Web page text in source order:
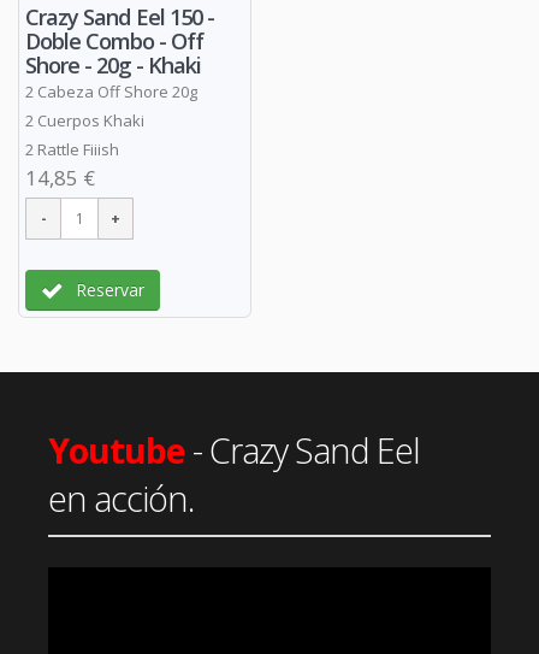
Crazy Sand Eel 150 -
Doble Combo - Off
Shore - 20g - Khaki
2 Cabeza Off Shore 20g
2 Cuerpos Khaki
2 Rattle Fiiish
14,85 €
Reservar
Youtube- Crazy Sand Eel
en acción.